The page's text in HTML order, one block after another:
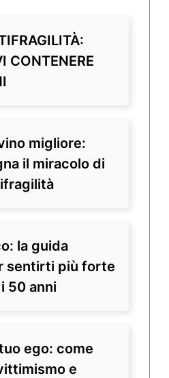
CONTENERE
migliore:
il miracolo di
la guida
sentirti più forte
50 anni
ego: come
e